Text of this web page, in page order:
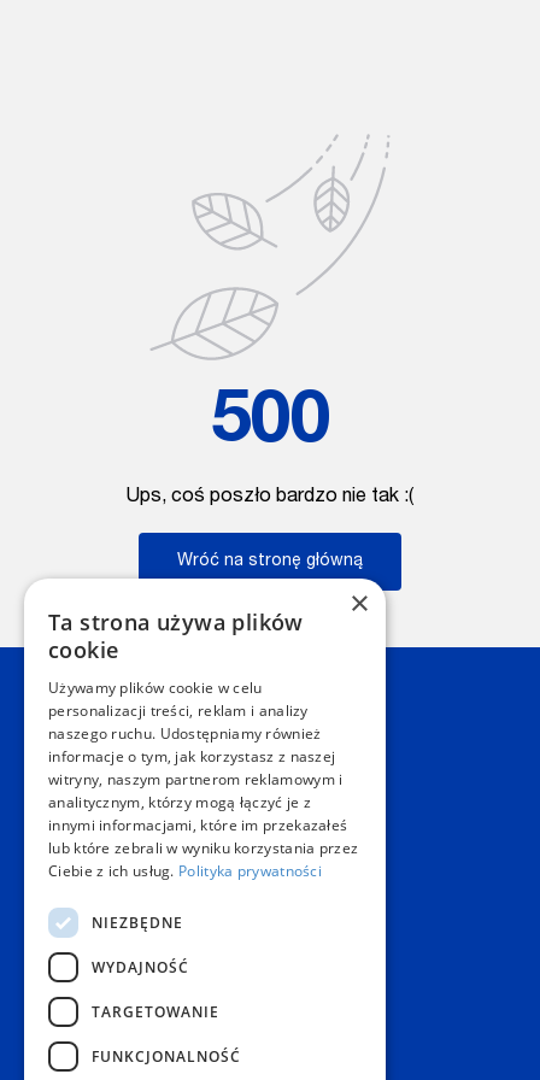
500
Ups, coś poszło bardzo nie tak :(
Wróć na stronę główną
Kontakt
Dział Obsługi Klienta Warszawa
Czynne: NON-STOP
Telefon:+48 22 628 62 52
E-mail: kontakt@copygeneral.pl
Punkty
Aleje Jerozolimskie 93
02-001 Warszawa
Czynne:
Pon. - Sob.: 08:00 - 20:00
Niedz.: nieczynne
Popularne produkty
×
Ta strona używa plików
cookie
Używamy plików cookie w celu
personalizacji treści, reklam i analizy
naszego ruchu. Udostępniamy również
informacje o tym, jak korzystasz z naszej
witryny, naszym partnerom reklamowym i
analitycznym, którzy mogą łączyć je z
innymi informacjami, które im przekazałeś
lub które zebrali w wyniku korzystania przez
Ciebie z ich usług. Polityka prywatności
NIEZBĘDNE
WYDAJNOŚĆ
TARGETOWANIE
FUNKCJONALNOŚĆ